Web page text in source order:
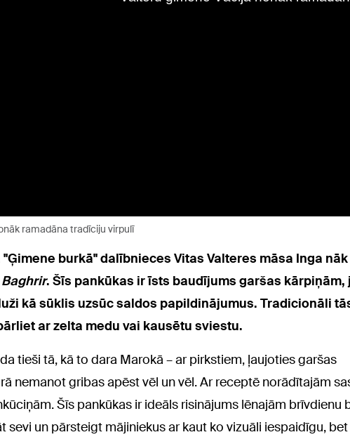
ramadāna tradīciju virpulī
burkā" dalībnieces Vitas Valteres māsa Inga
Baghrir. Šīs pankūkas ir īsts baudījums garšas
kā sūklis uzsūc saldos papildinājumus. Tradicionāli
ar zelta medu vai kausētu sviestu.
tieši tā, kā to dara Marokā – ar pirkstiem, ļaujoties garšas
nemanot gribas apēst vēl un vēl. Ar receptē norādītajām
Šīs pankūkas ir ideāls risinājums lēnajām brīvdienu
sevi un pārsteigt mājiniekus ar kaut ko vizuāli iespaidīgu,